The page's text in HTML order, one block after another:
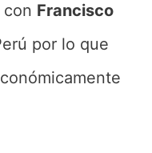
con Francisco
por lo que